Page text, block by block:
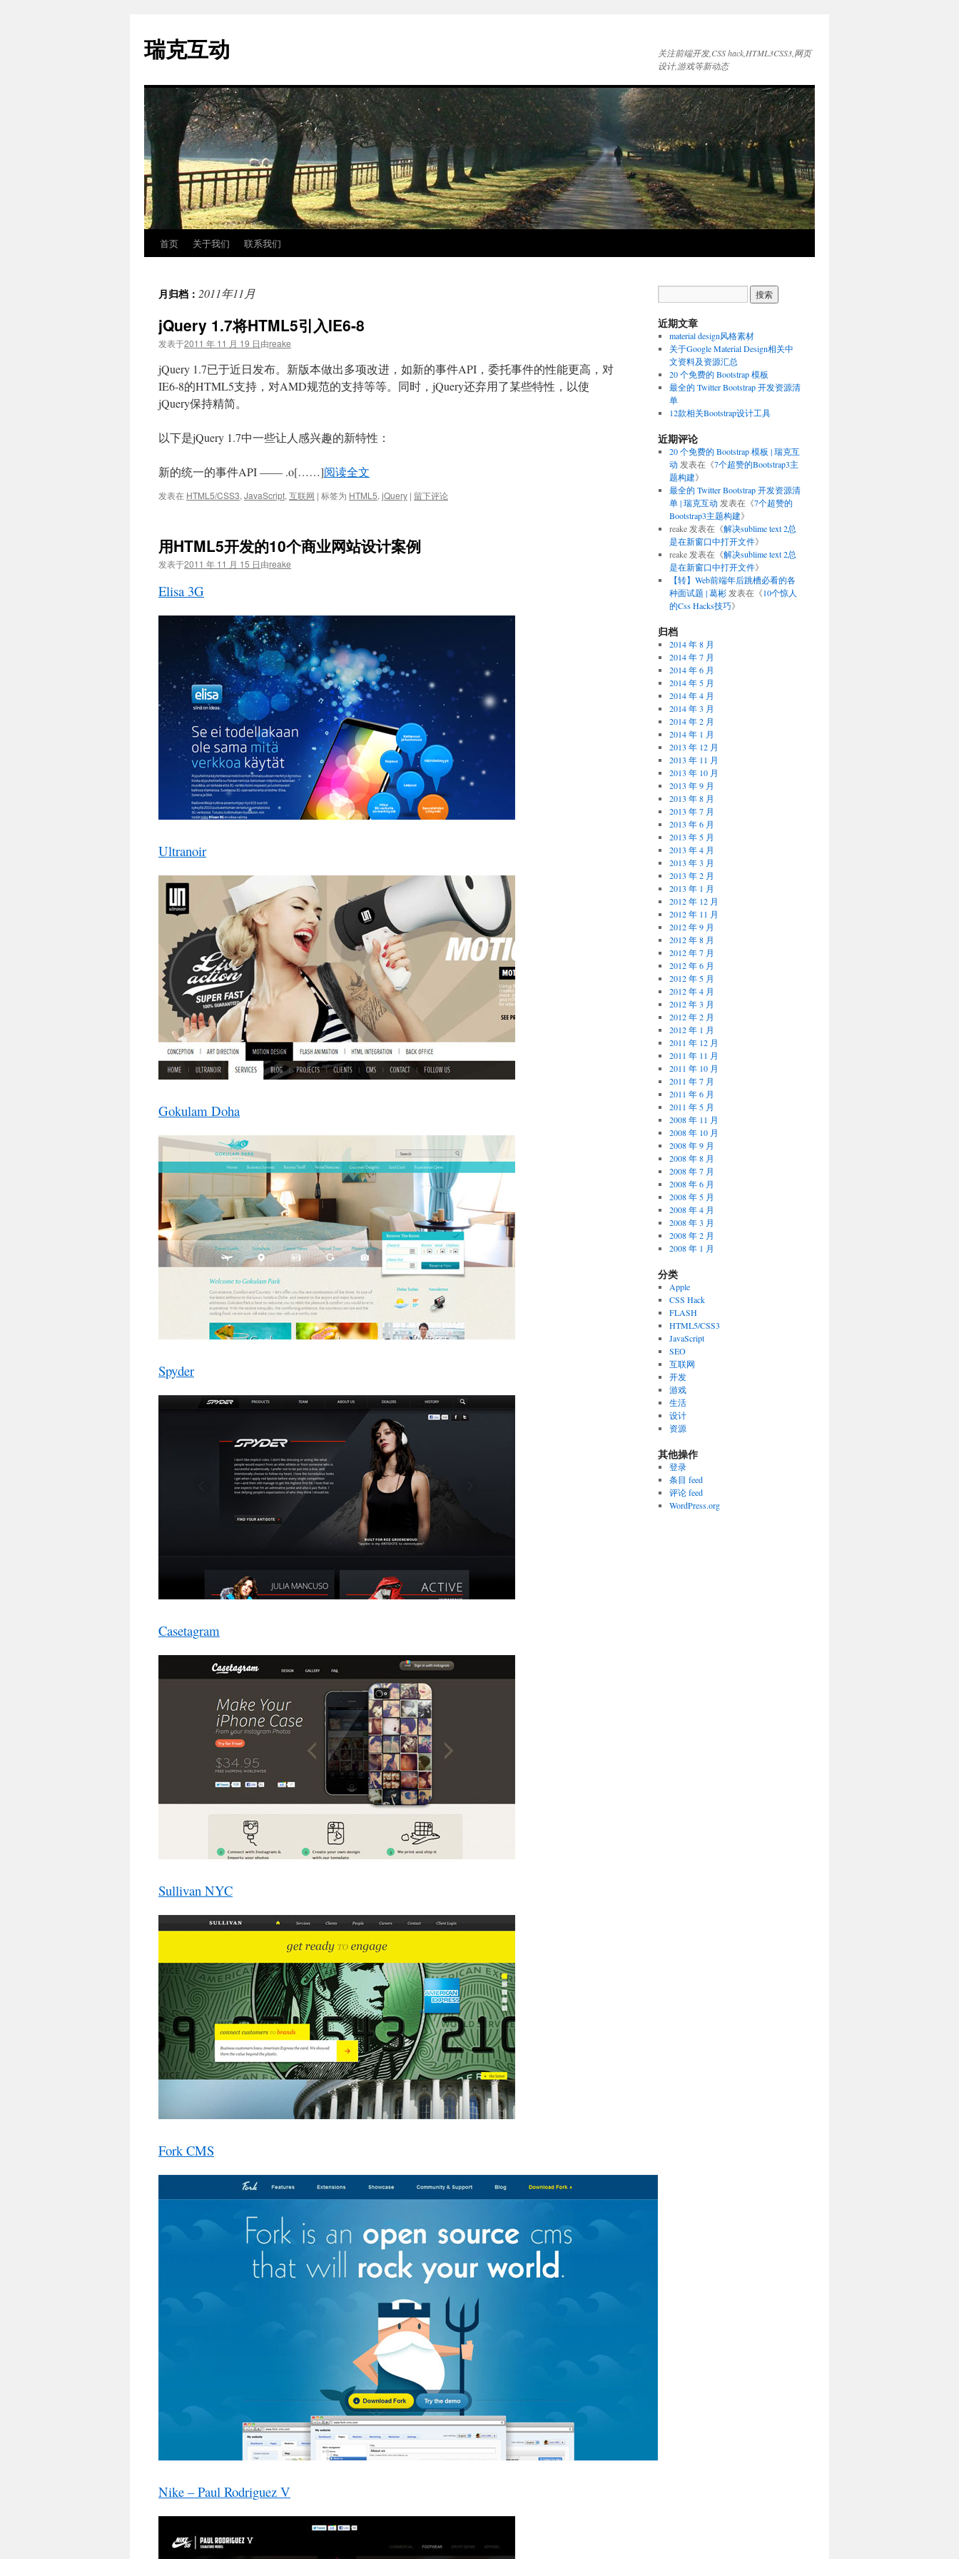
瑞克互动
关注前端开发,CSS hack,HTML3CSS3,网页
设计,游戏等新动态
正
首页 关于我们 联系我们
月归档： 2011年11月
jQuery 1.7将HTML5引入IE6-8
发表于2011 年 11 月 19 日由reake
jQuery 1.7已于近日发布。新版本做出多项改进，如新的事件API，委托事件的性能更高，对
IE6-8的HTML5支持，对AMD规范的支持等等。同时，jQuery还弃用了某些特性，以使
jQuery保持精简。
以下是jQuery 1.7中一些让人感兴趣的新特性：
新的统一的事件API —— .o[……]阅读全文
发表在 HTML5/CSS3, JavaScript, 互联网 | 标签为 HTML5, jQuery | 留下评论
用HTML5开发的10个商业网站设计案例
发表于2011 年 11 月 15 日由reake
Elisa 3G
Ultranoir
Gokulam Doha
Spyder
Casetagram
Sullivan NYC
Fork CMS
Nike – Paul Rodriguez V
近期文章
material design风格素材
关于Google Material Design相关中
文资料及资源汇总
20 个免费的 Bootstrap 模板
最全的 Twitter Bootstrap 开发资源清
单
12款相关Bootstrap设计工具
近期评论
20 个免费的 Bootstrap 模板 | 瑞克互
动 发表在《7个超赞的Bootstrap3主
题构建》
最全的 Twitter Bootstrap 开发资源清
单 | 瑞克互动 发表在《7个超赞的
Bootstrap3主题构建》
reake发表在《解决sublime text 2总
是在新窗口中打开文件》
reake发表在《解决sublime text 2总
是在新窗口中打开文件》
【转】Web前端年后跳槽必看的各
种面试题 | 葛彬发表在《10个惊人
的Css Hacks技巧》
归档
2014 年 8 月
2014 年 7 月
2014 年 6 月
2014 年 5 月
2014 年 4 月
2014 年 3 月
2014 年 2 月
2014 年 1 月
2013 年 12 月
2013 年 11 月
2013 年 10 月
2013 年 9 月
2013 年 8 月
2013 年 7 月
2013 年 6 月
2013 年 5 月
2013 年 4 月
2013 年 3 月
2013 年 2 月
2013 年 1 月
2012 年 12 月
2012 年 11 月
2012 年 9 月
2012 年 8 月
2012 年 7 月
2012 年 6 月
2012 年 5 月
2012 年 4 月
2012 年 3 月
2012 年 2 月
2012 年 1 月
2011 年 12 月
2011 年 11 月
2011 年 10 月
2011 年 7 月
2011 年 6 月
2011 年 5 月
2008 年 11 月
2008 年 10 月
2008 年 9 月
2008 年 8 月
2008 年 7 月
2008 年 6 月
2008 年 5 月
2008 年 4 月
2008 年 3 月
2008 年 2 月
2008 年 1 月
分类
Apple
CSS Hack
FLASH
HTML5/CSS3
JavaScript
SEO
互联网
开发
游戏
生活
设计
资源
其他操作
登录
条目 feed
评论 feed
WordPress.org